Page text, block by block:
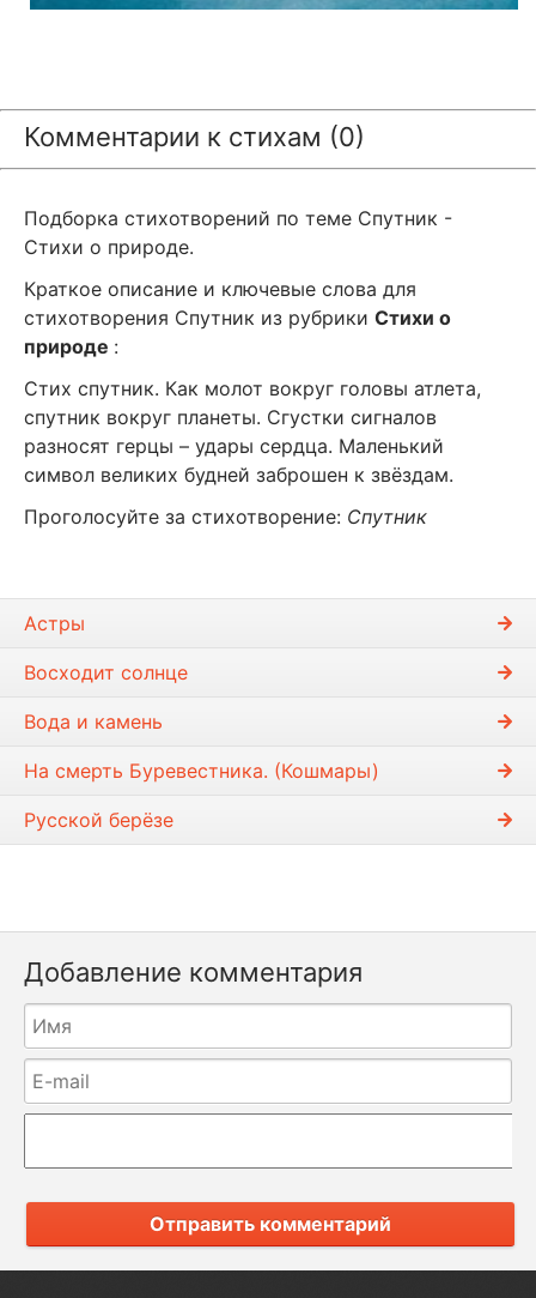
Комментарии к стихам (0)
Подборка стихотворений по теме Спутник -
Стихи о природе.
Краткое описание и ключевые слова для
стихотворения Спутник из рубрики Стихи о
природе :
Стих спутник. Как молот вокруг головы атлета,
спутник вокруг планеты. Сгустки сигналов
разносят герцы – удары сердца. Маленький
символ великих будней заброшен к звёздам.
Проголосуйте за стихотворение: Спутник
Астры
Восходит солнце
Вода и камень
На смерть Буревестника. (Кошмары)
Русской берёзе
Добавление комментария
Отправить комментарий